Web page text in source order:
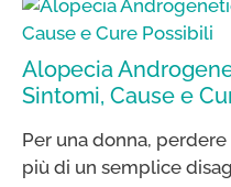
Alopecia
Sintomi, Cause e
Per una donna,
più di un semplice